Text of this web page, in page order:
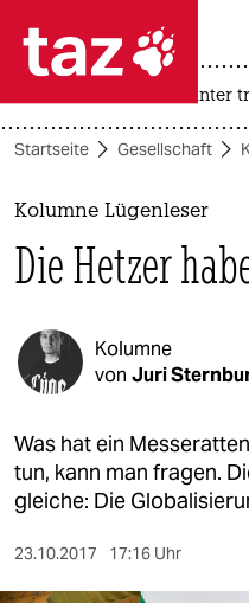
 taz
taz zahl
themen
politik
öko
gesellschaft
kultur
sport
nord
usa unter
Startseite Gesellschaft
Kolumne Lügenleser
Die Hetzer
Kolumne
von Juri
Was hat ein
tun, kann man fragen.
gleiche: Die
23.10.2017 17:16 Uhr